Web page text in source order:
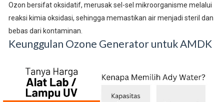
Ozon bersifat oksidatif, merusak sel-sel mikroorganisme melalui
reaksi kimia oksidasi, sehingga memastikan air menjadi steril dan
bebas dari kontaminan.
Keunggulan Ozone Generator untuk AMDK